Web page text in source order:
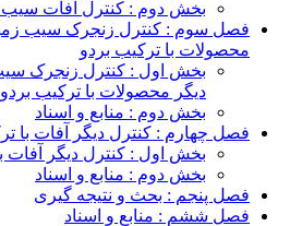
بخش دوم : کنترل آفات سیب
فصل سوم : کنترل زنجرک سیب
محصولات با ترکیب بردو
بخش اول : کنترل زنجرک
دیگر محصولات با ترکیب بردو
بخش دوم : منابع و اسناد
فصل چهارم : کنترل دیگر آفات با
بخش اول : کنترل دیگر آفات
بخش دوم : منابع و اسناد
فصل پنجم : بحث و نتیجه گیری
فصل ششم : منابع و اسناد